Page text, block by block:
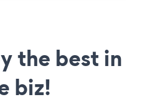
the best in
biz!